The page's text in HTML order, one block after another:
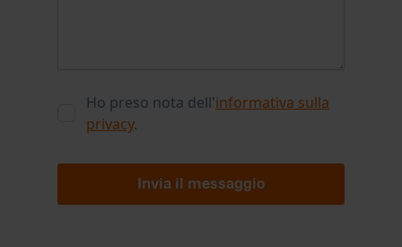
Ho preso nota dell'informativa sulla
privacy.